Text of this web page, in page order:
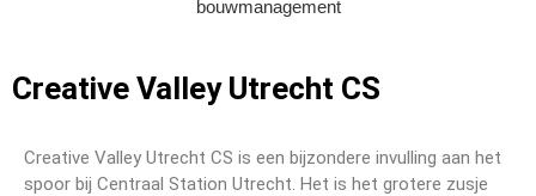
Creative Valley Utrecht CS
Creative Valley Utrecht CS is een bijzondere invulling aan het
spoor bij Centraal Station Utrecht. Het is het grotere zusje